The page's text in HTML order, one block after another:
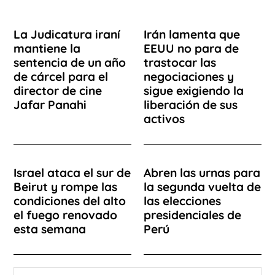
La Judicatura iraní
mantiene la
sentencia de un año
de cárcel para el
director de cine
Jafar Panahi
Irán lamenta que
EEUU no para de
trastocar las
negociaciones y
sigue exigiendo la
liberación de sus
activos
Israel ataca el sur de
Beirut y rompe las
condiciones del alto
el fuego renovado
esta semana
Abren las urnas para
la segunda vuelta de
las elecciones
presidenciales de
Perú